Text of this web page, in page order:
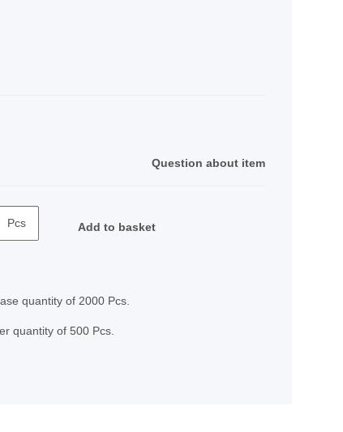
Question about item
Pcs Add to basket
quantity of 2000 Pcs.
quantity of 500 Pcs.